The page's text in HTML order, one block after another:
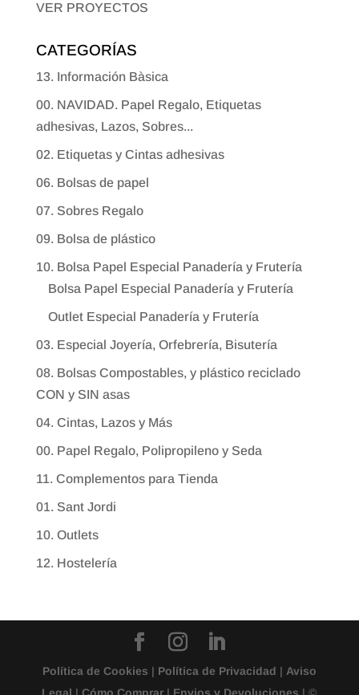
VER PROYECTOS
CATEGORÍAS
13. Información Bàsica
00. NAVIDAD. Papel Regalo, Etiquetas
adhesivas, Lazos, Sobres...
02. Etiquetas y Cintas adhesivas
06. Bolsas de papel
07. Sobres Regalo
09. Bolsa de plástico
10. Bolsa Papel Especial Panadería y Frutería
Bolsa Papel Especial Panadería y Frutería
Outlet Especial Panadería y Frutería
03. Especial Joyería, Orfebrería, Bisutería
08. Bolsas Compostables, y plástico reciclado
CON y SIN asas
04. Cintas, Lazos y Más
00. Papel Regalo, Polipropileno y Seda
11. Complementos para Tienda
01. Sant Jordi
10. Outlets
12. Hostelería
Política de Cookies | Política de Privacidad | Aviso